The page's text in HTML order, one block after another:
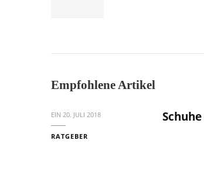
Empfohlene Artikel
EIN 20. JULI 2018
RATGEBER